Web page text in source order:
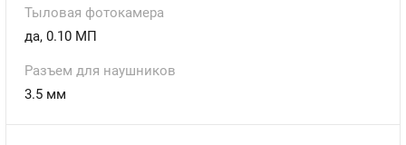
Тыловая фотокамера
да, 0.10 МП
Разъем для наушников
3.5 мм